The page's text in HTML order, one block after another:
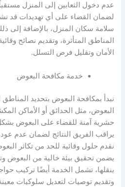
عدم دخول الثعابين إلى المنزل
لضمان القضاء على أي تهديدات قد
سلامة سكان المنزل، بالإضافة إلى
المناطق المتأثرة، وتقديم نصائح
الأمان وتقليل فرص التسلل.
خدمة مكافحة البعوض
نبدأ بمكافحة البعوض بتحديد
البعوض، مثل الحدائق أو الأماكن
حشرية آمنة للقضاء على البعوض
يراقب الفريق النتائج لضمان عدم
نقدم حلول وقائية للحد من تكاثر
يضمن تحقيق بيئة خالية من البعوض
ينقلها، تشمل الخدمة أيضًا تركيب
وتقديم توصيات لتعديل سلوكيات